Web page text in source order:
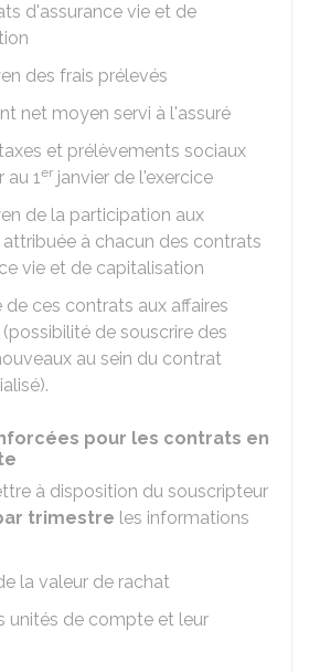
d'assurance vie et de
des frais prélevés
net moyen servi à l'assuré
et prélèvements sociaux
au 1er janvier de l'exercice
de la participation aux
à chacun des contrats
vie et de capitalisation
de ces contrats aux affaires
de souscrire des
au sein du contrat
pour les contrats en
à disposition du souscripteur
trimestre les informations
la valeur de rachat
unités de compte et leur